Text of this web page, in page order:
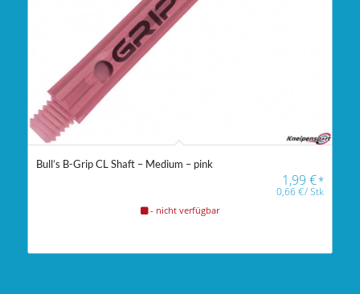
Bull’s B-Grip CL Shaft – Medium – pink
1,99€*
0,66€/Stk
- nicht verfügbar